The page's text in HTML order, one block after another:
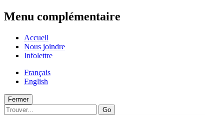
Menu complémentaire
Accueil
Nous joindre
Infolettre
Français
English
Fermer
Go